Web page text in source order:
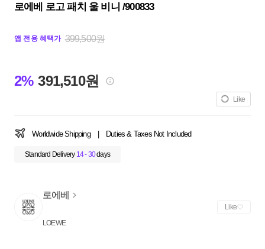
로에베 로고 패치 울 비니 /900833
앱 전용 혜택가 399,500원
2% 391,510원
Like
Worldwide Shipping Duties & Taxes Not Included
Standard Delivery 14 - 30days
로에베
LOEWE
Like